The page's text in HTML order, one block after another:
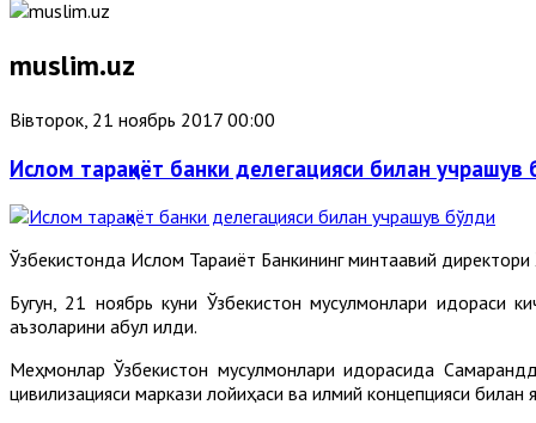
muslim.uz
Вівторок, 21 ноябрь 2017 00:00
Ислом тараққиёт банки делегацияси билан учрашув
Ўзбекистонда Ислом Тараққиёт Банкининг минтақавий
Бугун, 21 ноябрь куни Ўзбекистон мусулмонлари идораси
аъзоларини қабул қилди.
Меҳмонлар Ўзбекистон мусулмонлари идорасида
цивилизацияси маркази лойиҳаси ва илмий концепцияси билан